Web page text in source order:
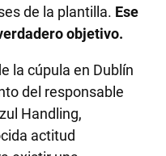
de la plantilla. Ese
objetivo.
la cúpula en Dublín
del responsable
Handling,
actitud